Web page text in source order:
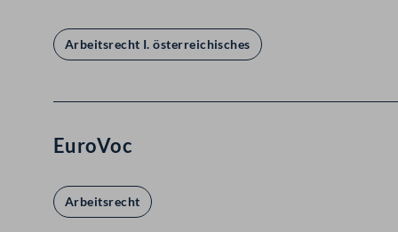
Arbeitsrecht I. österreichisches
EuroVoc
Arbeitsrecht